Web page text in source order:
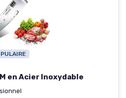
en Acier Inoxydable